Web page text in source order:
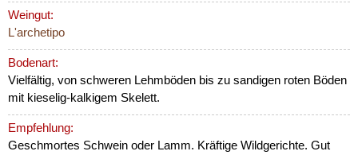
Weingut:
L'archetipo
Bodenart:
Vielfältig, von schweren Lehmböden bis zu sandigen roten Böden
mit kieselig-kalkigem Skelett.
Empfehlung:
Geschmortes Schwein oder Lamm. Kräftige Wildgerichte. Gut